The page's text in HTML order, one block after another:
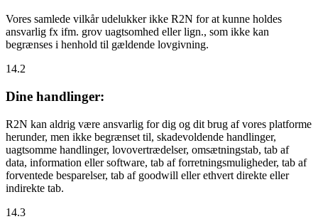
Vores samlede vilkår udelukker ikke R2N for at kunne holdes
ansvarlig fx ifm. grov uagtsomhed eller lign., som ikke kan
begrænses i henhold til gældende lovgivning.
14.2
Dine handlinger:
R2N kan aldrig være ansvarlig for dig og dit brug af vores platforme
herunder, men ikke begrænset til, skadevoldende handlinger,
uagtsomme handlinger, lovovertrædelser, omsætningstab, tab af
data, information eller software, tab af forretningsmuligheder, tab af
forventede besparelser, tab af goodwill eller ethvert direkte eller
indirekte tab.
14.3